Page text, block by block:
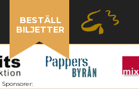
BESTÄLL
BILJETTER
Sponsorer: